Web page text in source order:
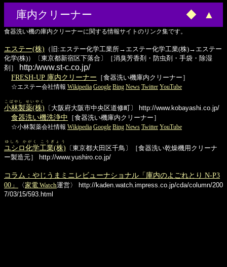
庫内クリーナー ◆ ▲
食器洗い機の庫内クリーナーに関する情報サイトのリンク集です。
エステー(株) （旧:エステー化学工業所→エステー化学工業(株)→エステー
化学(株)）〔東京都新宿区下落合〕［消臭芳香剤・防虫剤・手袋・除湿
剤］
http:/www.st-c.co.jp/
FRESH-UP 庫内クリーナー ［食器洗い機庫内クリーナー］
☆エステー会社情報 Wikipedia Google Bing News Twitter YouTube
小林製薬(株)
こばやし せいやく
〔大阪府大阪市中央区道修町〕 http://www.kobayashi.co.jp/
食器洗い機洗浄中 ［食器洗い機庫内クリーナー］
☆小林製薬会社情報 Wikipedia Google Bing News Twitter YouTube
ユシロ化学工業(株)
ゆしろ かがく こうぎょう
〔東京都大田区千鳥〕［食器洗い乾燥機用クリーナ
ー製造元］
http://www.yushiro.co.jp/
コラム：やじうまミニレビューナショナル「庫内のよごれとり N-P3
00」
〈家電 Watch運営〉
http://kaden.watch.impress.co.jp/cda/column/200
7/03/15/593.html